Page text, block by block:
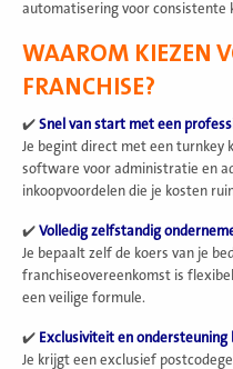
automatisering voor consistente
WAAROM KIEZEN
FRANCHISE?
✔️ Snel van start met een
Je begint direct met een turnkey
software voor administratie en
inkoopvoordelen die je kosten
✔️ Volledig zelfstandig
Je bepaalt zelf de koers van je
franchiseovereenkomst is
een veilige formule.
✔️ Exclusiviteit en
Je krijgt een exclusief